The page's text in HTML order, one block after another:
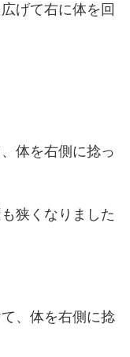
げて右に体を回
体を右側に捻っ
狭くなりました
、体を右側に捻